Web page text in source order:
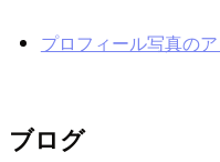
プロフィール写真の
ブログ